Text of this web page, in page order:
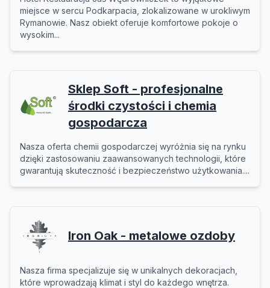
miejsce w sercu Podkarpacia, zlokalizowane w urokliwym
Rymanowie. Nasz obiekt oferuje komfortowe pokoje o
wysokim...
Sklep Soft - profesjonalne
środki czystości i chemia
gospodarcza
Nasza oferta chemii gospodarczej wyróżnia się na rynku
dzięki zastosowaniu zaawansowanych technologii, które
gwarantują skuteczność i bezpieczeństwo użytkowania....
Iron Oak - metalowe ozdoby
Nasza firma specjalizuje się w unikalnych dekoracjach,
które wprowadzają klimat i styl do każdego wnętrza.